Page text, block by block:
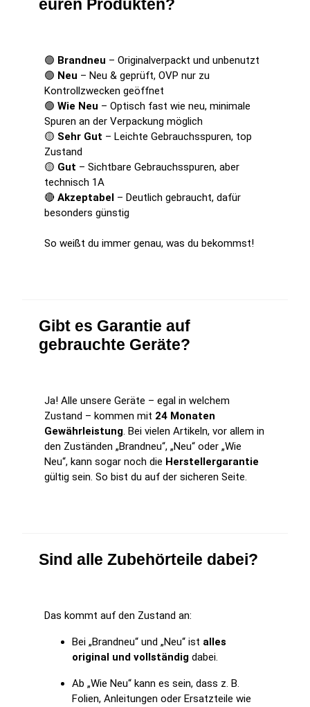
euren Produkten?
🟢 Brandneu – Originalverpackt und unbenutzt
🟢 Neu – Neu & geprüft, OVP nur zu
Kontrollzwecken geöffnet
🟢 Wie Neu – Optisch fast wie neu, minimale
Spuren an der Verpackung möglich
🟡 Sehr Gut – Leichte Gebrauchsspuren, top
Zustand
🟡 Gut – Sichtbare Gebrauchsspuren, aber
technisch 1A
🔴 Akzeptabel – Deutlich gebraucht, dafür
besonders günstig
So weißt du immer genau, was du bekommst!
Gibt es Garantie auf
gebrauchte Geräte?
Ja! Alle unsere Geräte – egal in welchem
Zustand – kommen mit 24 Monaten
Gewährleistung. Bei vielen Artikeln, vor allem in
den Zuständen „Brandneu“, „Neu“ oder „Wie
Neu“, kann sogar noch die Herstellergarantie
gültig sein. So bist du auf der sicheren Seite.
Sind alle Zubehörteile dabei?
Das kommt auf den Zustand an:
Bei „Brandneu“ und „Neu“ ist alles
original und vollständig dabei.
Ab „Wie Neu“ kann es sein, dass z. B.
Folien, Anleitungen oder Ersatzteile wie